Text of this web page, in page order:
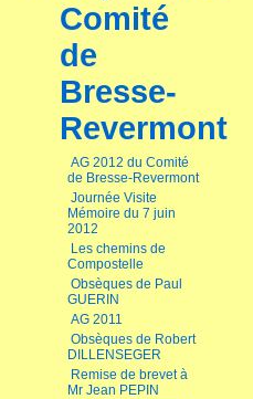
Comité
de
Bresse-
Revermont
AG 2012 du Comité
de Bresse-Revermont
Journée Visite
Mémoire du 7 juin
2012
Les chemins de
Compostelle
Obsèques de Paul
GUERIN
AG 2011
Obsèques de Robert
DILLENSEGER
Remise de brevet à
Mr Jean PEPIN